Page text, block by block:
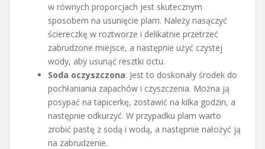
w równych proporcjach jest skutecznym
sposobem na usunięcie plam. Należy nasączyć
ściereczkę w roztworze i delikatnie przetrzeć
zabrudzone miejsce, a następnie użyć czystej
wody, aby usunąć resztki octu.
Soda oczyszczona: Jest to doskonały środek do
pochłaniania zapachów i czyszczenia. Można ją
posypać na tapicerkę, zostawić na kilka godzin, a
następnie odkurzyć. W przypadku plam warto
zrobić pastę z sodą i wodą, a następnie nałożyć ją
na zabrudzenie.